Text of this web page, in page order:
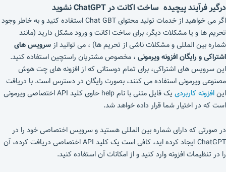
درگیر فرآیند پیچیده ساخت اکانت در ChatGPT نشوید
اگر می خواهید از خدمات تولید محتوای Chat GBT استفاده کنید و به خاطر وجود
تحریم ها و یا مشکلات دیگر، برای ساخت اکانت و ورود مشکل دارید (مانند
شماره بین المللی و مشکلات ناشی از تحریم ها) ، می توانید ازسرویس های
اشتراکی و رایگان افزونه ویرمونی ، مخصوص مشتریان راستچین استفاده کنید.
این سرویس های اشتراکی، برای تمام دوستانی که از افزونه های چت هوش
مصنوعی ویرمونی استفاده می کنند، بصورت رایگان در دسترس است. با دریافت
اینافزونه کاربردی
یک فایل متنی با نام help حاوی کلید API اختصاصی ویرمونی
است که در اختیار شما قرار داده خواهد شد.
در صورتی که دارای شماره بین المللی هستید و سرویس اختصاصی خود را در
ChatGPT
ایجاد کرده اید، کافی است یک کلید API اختصاصی دریافت کرده، آن
را در تنظیمات افزونه وارد کنید و از امکانات آن استفاده کنید.